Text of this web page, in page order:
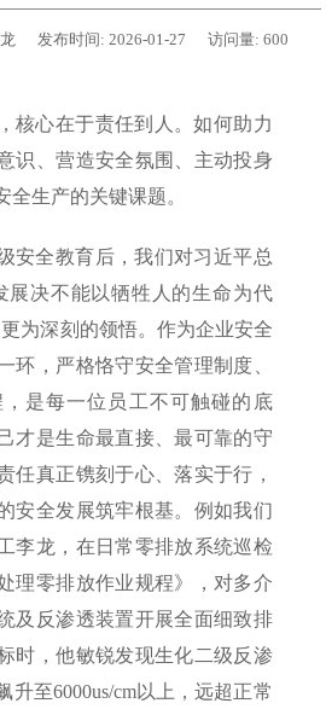
发布时间: 2026-01-27 访问量: 600
核心在于责任到人。如何助力
识、营造安全氛围、主动投身
全生产的关键课题。
安全教育后，我们对习近平总
展决不能以牺牲人的生命为代
为深刻的领悟。作为企业安全
环，严格恪守安全管理制度、
是每一位员工不可触碰的底
才是生命最直接、最可靠的守
任真正镌刻于心、落实于行，
安全发展筑牢根基。例如我们
李龙，在日常零排放系统巡检
理零排放作业规程》，对多介
及反渗透装置开展全面细致排
时，他敏锐发现生化二级反渗
升至6000us/cm以上，远超正常